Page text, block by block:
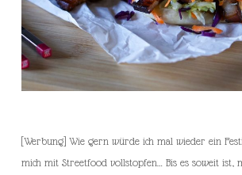
[Werbung] Wie gern würde ich mal wieder ein
mich mit Streetfood vollstopfen… Bis es soweit ist,